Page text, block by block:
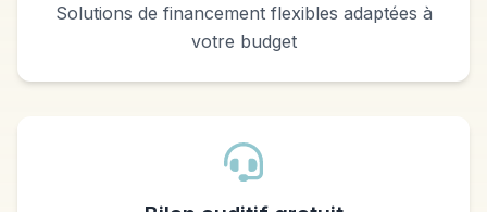
Solutions de financement flexibles adaptées à
votre budget